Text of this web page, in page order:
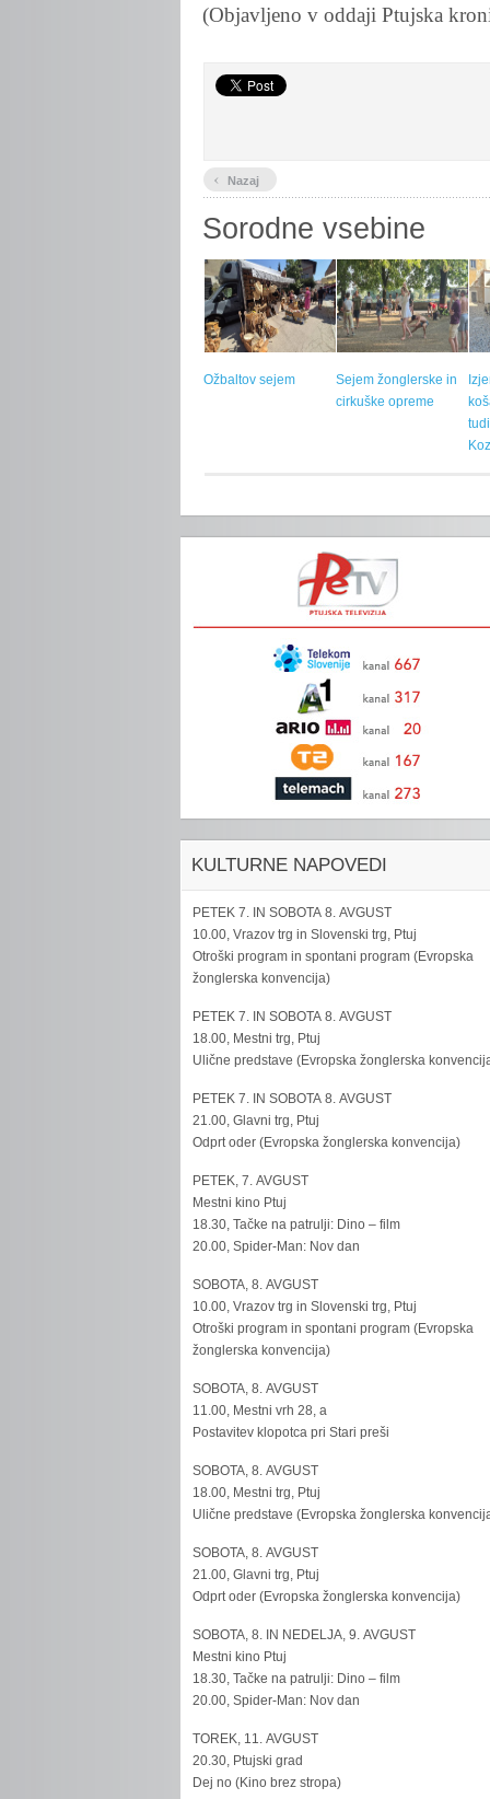
(Objavljeno v oddaji Ptujska
‹ Nazaj
Sorodne vsebine
Ožbaltov sejem
Sejem žonglerske in
cirkuške opreme
KULTURNE NAPOVEDI
PETEK 7. IN SOBOTA 8. AVGUST
10.00, Vrazov trg in Slovenski trg, Ptuj
Otroški program in spontani program (Evropska
žonglerska konvencija)
PETEK 7. IN SOBOTA 8. AVGUST
18.00, Mestni trg, Ptuj
Ulične predstave (Evropska žonglerska
PETEK 7. IN SOBOTA 8. AVGUST
21.00, Glavni trg, Ptuj
Odprt oder (Evropska žonglerska konvencija)
PETEK, 7. AVGUST
Mestni kino Ptuj
18.30, Tačke na patrulji: Dino – film
20.00, Spider-Man: Nov dan
SOBOTA, 8. AVGUST
10.00, Vrazov trg in Slovenski trg, Ptuj
Otroški program in spontani program (Evropska
žonglerska konvencija)
SOBOTA, 8. AVGUST
11.00, Mestni vrh 28, a
Postavitev klopotca pri Stari preši
SOBOTA, 8. AVGUST
18.00, Mestni trg, Ptuj
Ulične predstave (Evropska žonglerska
SOBOTA, 8. AVGUST
21.00, Glavni trg, Ptuj
Odprt oder (Evropska žonglerska konvencija)
SOBOTA, 8. IN NEDELJA, 9. AVGUST
Mestni kino Ptuj
18.30, Tačke na patrulji: Dino – film
20.00, Spider-Man: Nov dan
TOREK, 11. AVGUST
20.30, Ptujski grad
Dej no (Kino brez stropa)